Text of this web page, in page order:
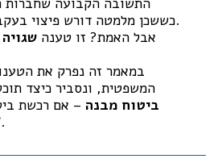
כששכן מלמטה דורש פיצוי בעקבות נזילה מהדירה שלך.
אבל האמת? זו טענה
במאמר זה נפרק את
המשפטית, ונסביר כיצד
ביטוח מבנה – אם רכשת
"חבות